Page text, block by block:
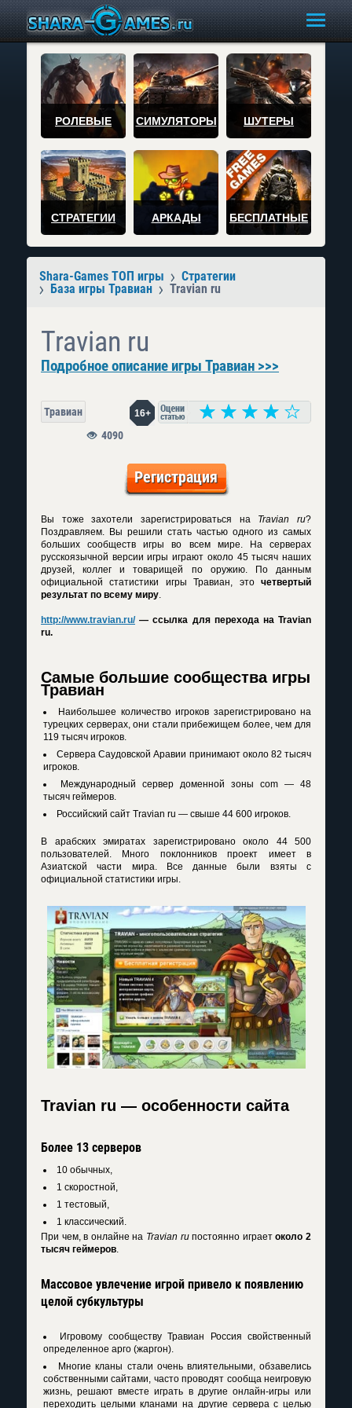
РОЛЕВЫЕ СИМУЛЯТОРЫ ШУТЕРЫ
СТРАТЕГИИ АРКАДЫ БЕСПЛАТНЫЕ
Shara-Games ТОП игры
Стратегии
База игры Травиан
Travian ru
Travian ru
Подробное описание игры Травиан >>>
Травиан 16+
4090
Регистрация
Вы тоже захотели зарегистрироваться на Travian ru?
Поздравляем. Вы решили стать частью одного из самых
больших сообществ игры во всем мире. На серверах
русскоязычной версии игры играют около 45 тысяч наших
друзей, коллег и товарищей по оружию. По данным
официальной статистики игры Травиан, это четвертый
результат по всему миру.
http://www.travian.ru/ — ссылка для перехода на Travian
ru.
Самые большие сообщества игры
Травиан
Наибольшее количество игроков зарегистрировано на
турецких серверах, они стали прибежищем более, чем для
119 тысяч игроков.
Сервера Саудовской Аравии принимают около 82 тысяч
игроков.
Международный сервер доменной зоны com — 48
тысяч геймеров.
Российский сайт Travian ru — свыше 44 600 игроков.
В арабских эмиратах зарегистрировано около 44 500
пользователей. Много поклонников проект имеет в
Азиатской части мира. Все данные были взяты с
официальной статистики игры.
Travian ru — особенности сайта
Более 13 серверов
10 обычных,
1 скоростной,
1 тестовый,
1 классический.
При чем, в онлайне на Travian ruпостоянно играетоколо 2
тысяч геймеров.
Массовое увлечение игрой привело к появлению
целой субкультуры
Игровому сообществу Травиан Россия свойственный
определенное арго (жаргон).
Многие кланы стали очень влиятельными, обзавелись
собственными сайтами, часто проводят сообща неигровую
жизнь, решают вместе играть в другие онлайн-игры или
переходить целыми кланами на другие сервера с целью